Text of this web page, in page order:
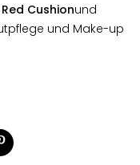
Red Cushionund
und Make-up